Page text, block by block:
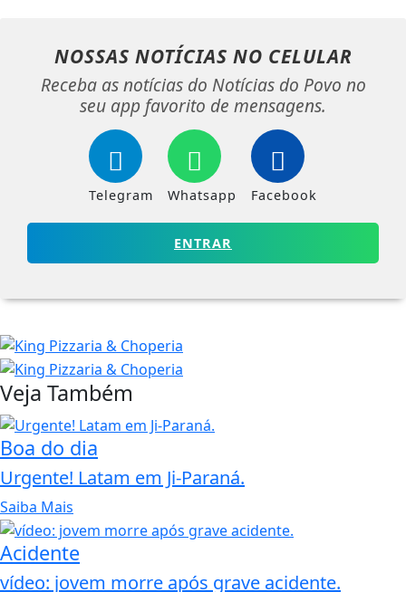
NOSSAS NOTÍCIAS NO CELULAR
Receba as notícias do Notícias do Povo no
seu app favorito de mensagens.
Telegram Whatsapp Facebook
ENTRAR
Veja Também
Boa do dia
Urgente! Latam em Ji-Paraná.
Saiba Mais
Acidente
vídeo: jovem morre após grave acidente.